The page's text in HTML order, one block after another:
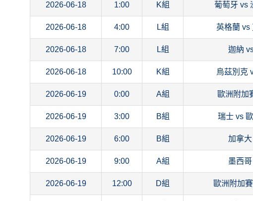
2026-06-18 1:00 K組 葡萄牙 vs
2026-06-18 4:00 L組 英格蘭 vs
2026-06-18 7:00 L組 迦納
2026-06-18 10:00 K組 烏茲別克
2026-06-19 0:00 A組 歐洲附加
2026-06-19 3:00 B組 瑞士 vs
2026-06-19 6:00 B組 加拿
2026-06-19 9:00 A組 墨西
2026-06-19 12:00 D組 歐洲附加